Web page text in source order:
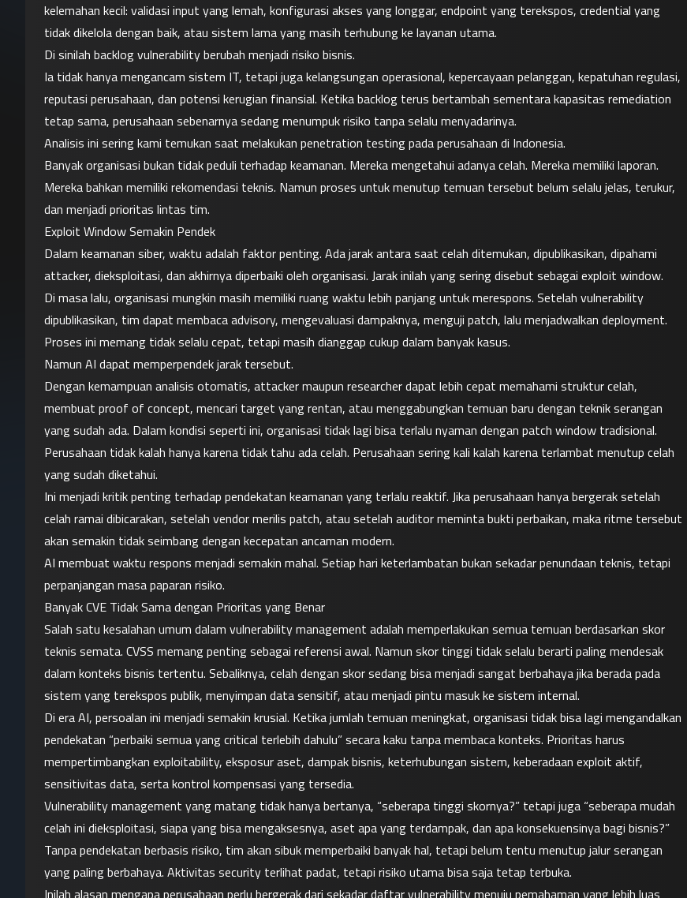
kelemahan kecil: validasi input yang lemah, konfigurasi akses yang longgar, endpoint yang terekspos, credential yang
tidak dikelola dengan baik, atau sistem lama yang masih terhubung ke layanan utama.
Di sinilah backlog vulnerability berubah menjadi risiko bisnis.
Ia tidak hanya mengancam sistem IT, tetapi juga kelangsungan operasional, kepercayaan pelanggan, kepatuhan regulasi,
reputasi perusahaan, dan potensi kerugian finansial. Ketika backlog terus bertambah sementara kapasitas remediation
tetap sama, perusahaan sebenarnya sedang menumpuk risiko tanpa selalu menyadarinya.
Analisis ini sering kami temukan saat melakukan penetration testing pada perusahaan di Indonesia.
Banyak organisasi bukan tidak peduli terhadap keamanan. Mereka mengetahui adanya celah. Mereka memiliki laporan.
Mereka bahkan memiliki rekomendasi teknis. Namun proses untuk menutup temuan tersebut belum selalu jelas, terukur,
dan menjadi prioritas lintas tim.
Exploit Window Semakin Pendek
Dalam keamanan siber, waktu adalah faktor penting. Ada jarak antara saat celah ditemukan, dipublikasikan, dipahami
attacker, dieksploitasi, dan akhirnya diperbaiki oleh organisasi. Jarak inilah yang sering disebut sebagai exploit window.
Di masa lalu, organisasi mungkin masih memiliki ruang waktu lebih panjang untuk merespons. Setelah vulnerability
dipublikasikan, tim dapat membaca advisory, mengevaluasi dampaknya, menguji patch, lalu menjadwalkan deployment.
Proses ini memang tidak selalu cepat, tetapi masih dianggap cukup dalam banyak kasus.
Namun AI dapat memperpendek jarak tersebut.
Dengan kemampuan analisis otomatis, attacker maupun researcher dapat lebih cepat memahami struktur celah,
membuat proof of concept, mencari target yang rentan, atau menggabungkan temuan baru dengan teknik serangan
yang sudah ada. Dalam kondisi seperti ini, organisasi tidak lagi bisa terlalu nyaman dengan patch window tradisional.
Perusahaan tidak kalah hanya karena tidak tahu ada celah. Perusahaan sering kali kalah karena terlambat menutup celah
yang sudah diketahui.
Ini menjadi kritik penting terhadap pendekatan keamanan yang terlalu reaktif. Jika perusahaan hanya bergerak setelah
celah ramai dibicarakan, setelah vendor merilis patch, atau setelah auditor meminta bukti perbaikan, maka ritme tersebut
akan semakin tidak seimbang dengan kecepatan ancaman modern.
AI membuat waktu respons menjadi semakin mahal. Setiap hari keterlambatan bukan sekadar penundaan teknis, tetapi
perpanjangan masa paparan risiko.
Banyak CVE Tidak Sama dengan Prioritas yang Benar
Salah satu kesalahan umum dalam vulnerability management adalah memperlakukan semua temuan berdasarkan skor
teknis semata. CVSS memang penting sebagai referensi awal. Namun skor tinggi tidak selalu berarti paling mendesak
dalam konteks bisnis tertentu. Sebaliknya, celah dengan skor sedang bisa menjadi sangat berbahaya jika berada pada
sistem yang terekspos publik, menyimpan data sensitif, atau menjadi pintu masuk ke sistem internal.
Di era AI, persoalan ini menjadi semakin krusial. Ketika jumlah temuan meningkat, organisasi tidak bisa lagi mengandalkan
pendekatan “perbaiki semua yang critical terlebih dahulu” secara kaku tanpa membaca konteks. Prioritas harus
mempertimbangkan exploitability, eksposur aset, dampak bisnis, keterhubungan sistem, keberadaan exploit aktif,
sensitivitas data, serta kontrol kompensasi yang tersedia.
Vulnerability management yang matang tidak hanya bertanya, “seberapa tinggi skornya?” tetapi juga “seberapa mudah
celah ini dieksploitasi, siapa yang bisa mengaksesnya, aset apa yang terdampak, dan apa konsekuensinya bagi bisnis?”
Tanpa pendekatan berbasis risiko, tim akan sibuk memperbaiki banyak hal, tetapi belum tentu menutup jalur serangan
yang paling berbahaya. Aktivitas security terlihat padat, tetapi risiko utama bisa saja tetap terbuka.
Inilah alasan mengapa perusahaan perlu bergerak dari sekadar daftar vulnerability menuju pemahaman yang lebih luas